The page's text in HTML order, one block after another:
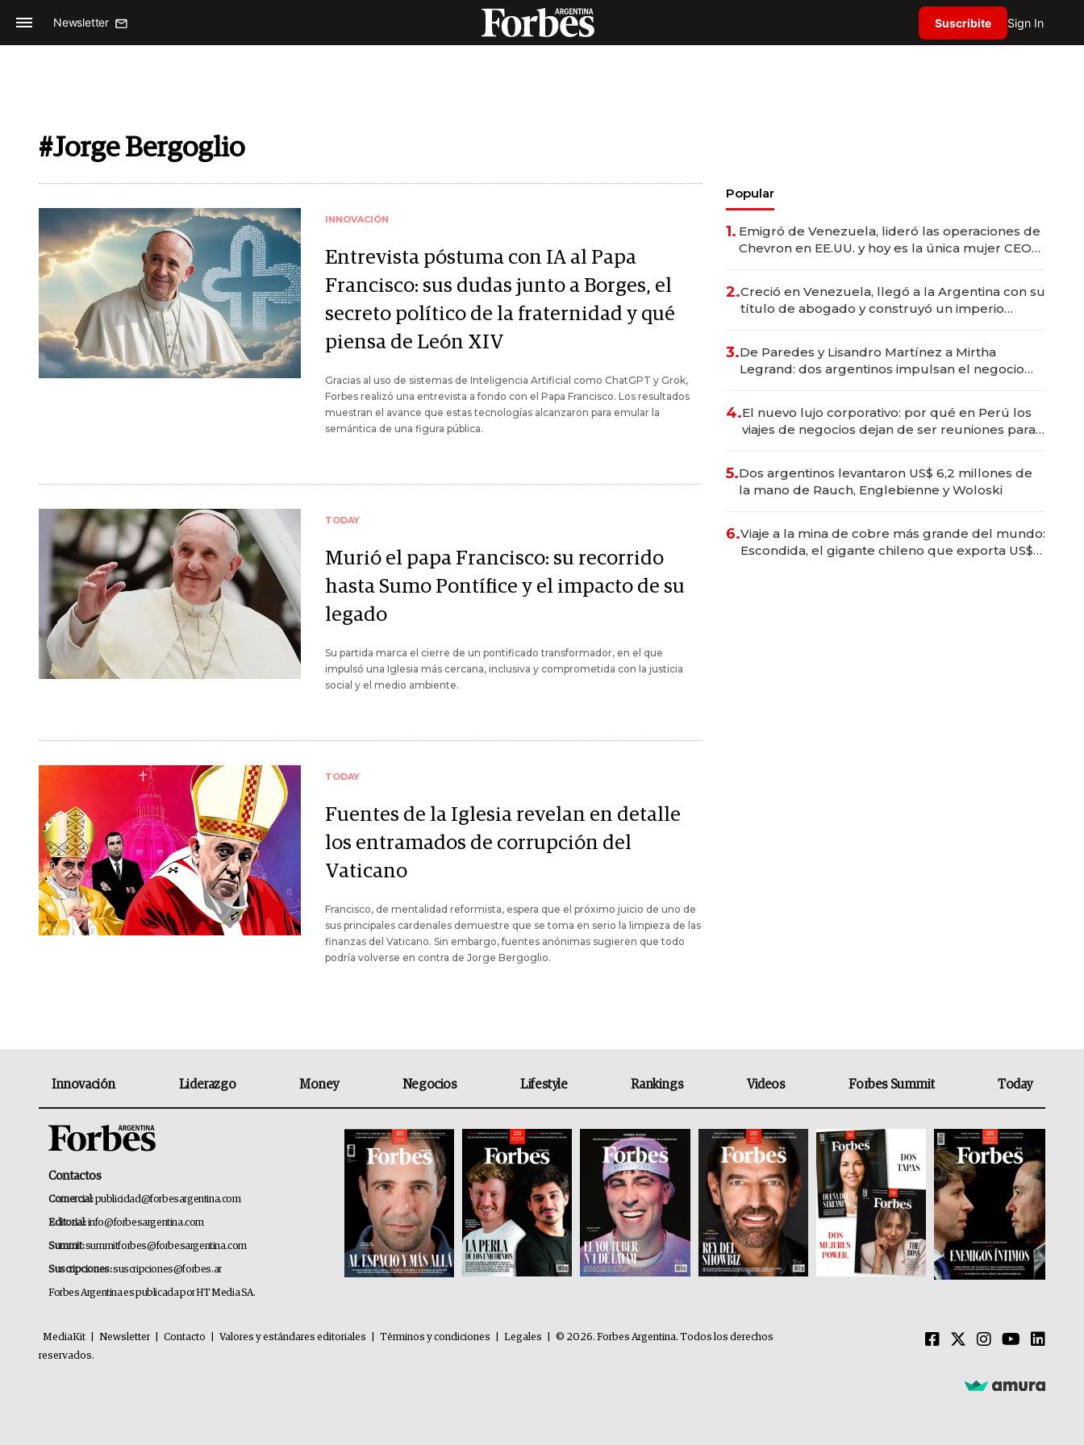
Newsletter Suscribite Sign In
#Jorge Bergoglio
INNOVACIÓN
Entrevista póstuma con IA al Papa
Francisco: sus dudas junto a Borges, el
secreto político de la fraternidad y qué
piensa de León XIV
Gracias al uso de sistemas de Inteligencia Artificial como ChatGPT y Grok,
Forbes realizó una entrevista a fondo con el Papa Francisco. Los resultados
muestran el avance que estas tecnologías alcanzaron para emular la
semántica de una figura pública.
TODAY
Murió el papa Francisco: su recorrido
hasta Sumo Pontífice y el impacto de su
legado
Su partida marca el cierre de un pontificado transformador, en el que
impulsó una Iglesia más cercana, inclusiva y comprometida con la justicia
social y el medio ambiente.
TODAY
Fuentes de la Iglesia revelan en detalle
los entramados de corrupción del
Vaticano
Francisco, de mentalidad reformista, espera que el próximo juicio de uno de
sus principales cardenales demuestre que se toma en serio la limpieza de las
finanzas del Vaticano. Sin embargo, fuentes anónimas sugieren que todo
podría volverse en contra de Jorge Bergoglio.
Popular
1. Emigró de Venezuela, lideró las operaciones de
Chevron en EE.UU. y hoy es la única mujer CEO
2.Creció en Venezuela, llegó a la Argentina con su
título de abogado y construyó un imperio
3.De Paredes y Lisandro Martínez a Mirtha
Legrand: dos argentinos impulsan el negocio
4.El nuevo lujo corporativo: por qué en Perú los
viajes de negocios dejan de ser reuniones para
5.Dos argentinos levantaron US$ 6,2 millones de
la mano de Rauch, Englebienne y Woloski
6.Viaje a la mina de cobre más grande del mundo:
Escondida, el gigante chileno que exporta US$
Innovación Liderazgo Money Negocios Lifestyle Rankings Videos Forbes Summit Today
Contactos
Comercial:publicidad@forbesargentina.com
Editorial:info@forbesargentina.com
Summit:summitforbes@forbesargentina.com
Suscripciones:suscripciones@forbes.ar
Forbes Argentina es publicada por HT Media SA.
MediaKit Newsletter Contacto Valores y estándares editoriales Términos y condiciones Legales
© 2026. Forbes Argentina. Todos los derechos
reservados.